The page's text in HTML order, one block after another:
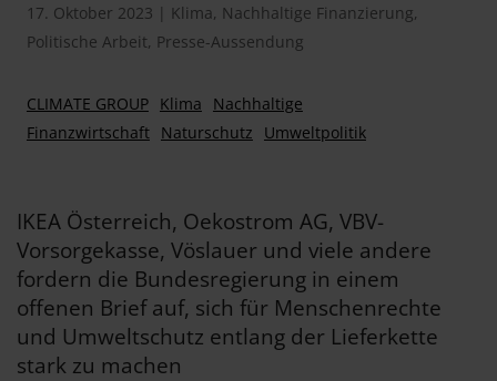
17. Oktober 2023 | Klima, Nachhaltige Finanzierung,
Politische Arbeit, Presse-Aussendung
CLIMATE GROUP Klima
Nachhaltige
Finanzwirtschaft Naturschutz Umweltpolitik
IKEA Österreich, Oekostrom AG, VBV-
Vorsorgekasse, Vöslauer und viele andere
fordern die Bundesregierung in einem
offenen Brief auf, sich für Menschenrechte
und Umweltschutz entlang der Lieferkette
stark zu machen